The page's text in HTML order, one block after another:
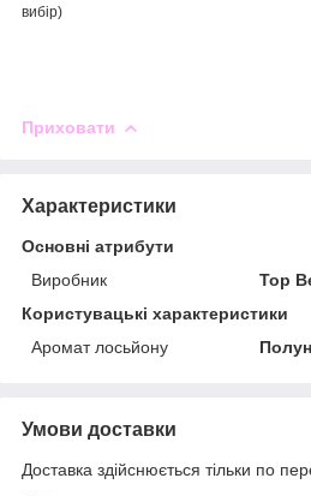
вибір)
Приховати
Характеристики
Основні атрибути
Виробник
Top
Користувацькі характеристики
Аромат лосьйону
Умови доставки
Доставка здійснюється тільки по